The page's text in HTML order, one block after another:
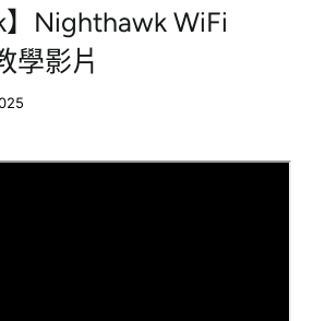
】Nighthawk WiFi
學影片